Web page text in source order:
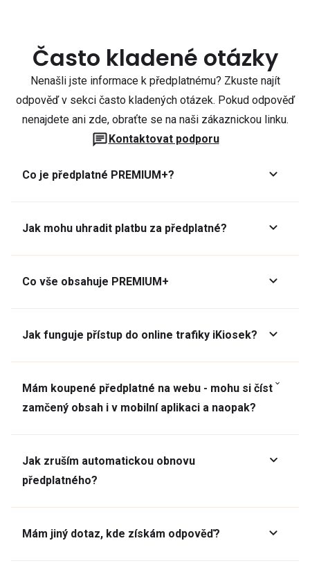
Často kladené otázky
Nenašli jste informace k předplatnému? Zkuste najít
odpověď v sekci často kladených otázek. Pokud odpověď
nenajdete ani zde, obraťte se na naši zákaznickou linku.
Kontaktovat podporu
Co je předplatné PREMIUM+?
Jak mohu uhradit platbu za předplatné?
Co vše obsahuje PREMIUM+
Jak funguje přístup do online trafiky iKiosek?
Mám koupené předplatné na webu - mohu si číst
zamčený obsah i v mobilní aplikaci a naopak?
Jak zruším automatickou obnovu
předplatného?
Mám jiný dotaz, kde získám odpověď?